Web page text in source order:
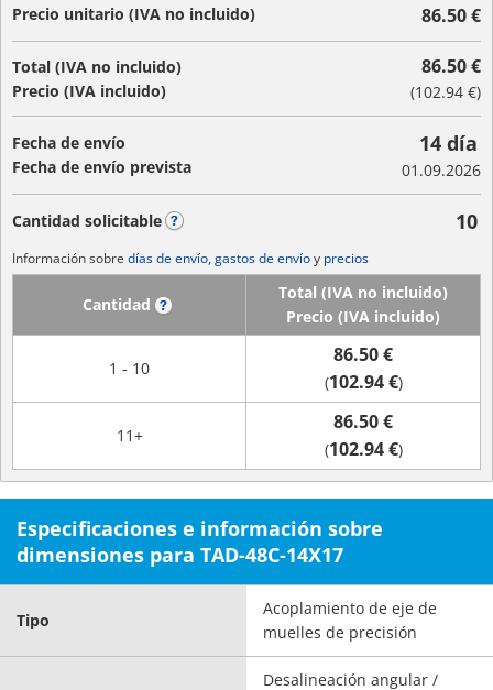
Precio unitario (IVA no incluido) 86.50 €
Total (IVA no incluido)
Precio (IVA incluido)
86.50 €
(102.94 €)
Fecha de envío
Fecha de envío prevista
14 día
01.09.2026
Cantidad solicitable 10
Información sobre días de envío, gastos de envíoy precios
Cantidad
Total (IVA no incluido)
Precio (IVA incluido)
1 - 10
86.50 €
(102.94 €)
11+
86.50 €
(102.94 €)
Especificaciones e información sobre
dimensiones para TAD-48C-14X17
Tipo
Acoplamiento de eje de
muelles de precisión
Desalineación angular /